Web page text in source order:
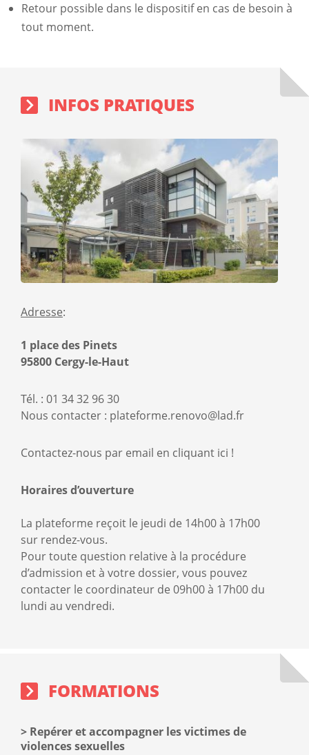
Retour possible dans le dispositif en cas de besoin à
tout moment.
INFOS PRATIQUES
Image
Adresse
Adresse:
1 place des Pinets
95800 Cergy-le-Haut
Tél. : 01 34 32 96 30
Nous contacter : plateforme.renovo@lad.fr
Lien
Contactez-nous par email en cliquant ici !
Horaires d’ouverture
La plateforme reçoit le jeudi de 14h00 à 17h00
sur rendez-vous.
Pour toute question relative à la procédure
d’admission et à votre dossier, vous pouvez
contacter le coordinateur de 09h00 à 17h00 du
lundi au vendredi.
block
FORMATIONS
Repérer et accompagner les victimes de
violences sexuelles